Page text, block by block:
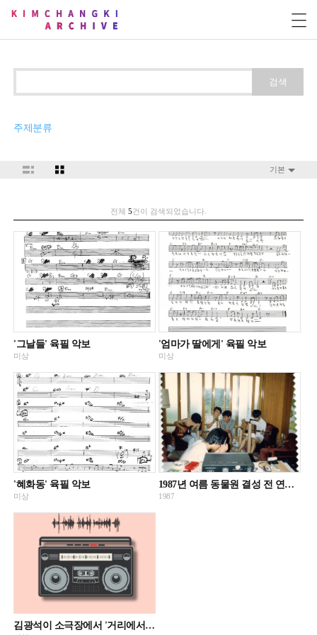
검색
주제분류
기본
전체 5건이 검색되었습니다.
'그날들' 육필 악보
미상
'엄마가 딸에게' 육필 악보
미상
'혜화동' 육필 악보
미상
1987년 여름 동물원 결성 전 연습 모습이 촬영된 사진
1987
김광석이 소극장에서 '거리에서'를 부르기 전에 노래에 대해 이야기 음성